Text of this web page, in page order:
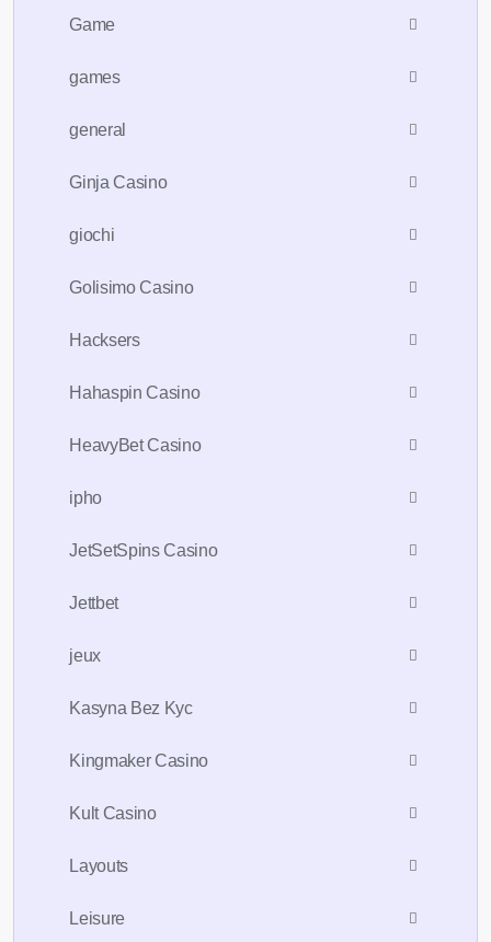
Game
games
general
Ginja Casino
giochi
Golisimo Casino
Hacksers
Hahaspin Casino
HeavyBet Casino
ipho
JetSetSpins Casino
Jettbet
jeux
Kasyna Bez Kyc
Kingmaker Casino
Kult Casino
Layouts
Leisure